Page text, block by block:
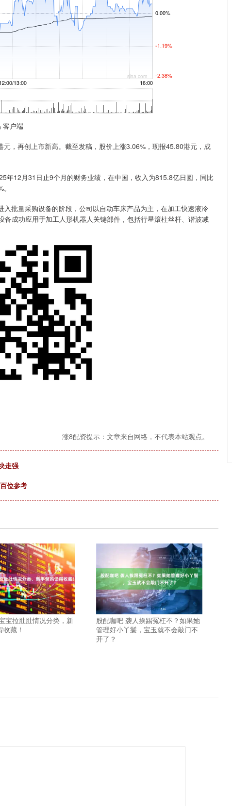
客户端
，再创上市新高。截至发稿，股价上涨3.06%，现报45.80港元，成
12月31日止9个月的财务业绩，在中国，收入为815.8亿日圆，同比
批量采购设备的阶段，公司以自动车床产品为主，在加工快速液冷
成功应用于加工人形机器人关键部件，包括行星滚柱丝杆、谐波减
涨8配资提示：文章来自网络，不代表本站观点。
走强
位参考
宝拉肚肚情况分类，新
藏！
股配咖吧 袭人挨踢冤枉不？如果她
管理好小丫鬟，宝玉就不会敲门不
开了？